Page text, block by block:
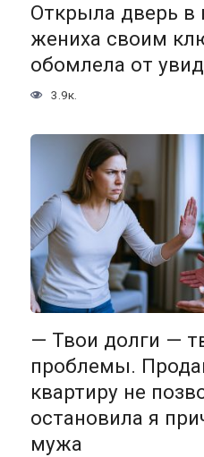
Открыла дверь в
жениха своим
обомлела от
3.9к.
— Твои долги —
проблемы.
квартиру не
остановила я
мужа